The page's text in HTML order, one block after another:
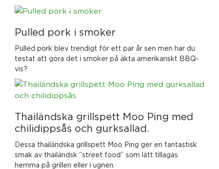
Pulled pork i smoker
Pulled pork blev trendigt för ett par år sen men har du
testat att göra det i smoker på äkta amerikanskt BBQ-
vis?
Thailändska grillspett Moo Ping med
chilidippsås och gurksallad.
Dessa thailändska grillspett Moo Ping ger en fantastisk
smak av thailändsk ”street food” som lätt tillagas
hemma på grillen eller i ugnen.